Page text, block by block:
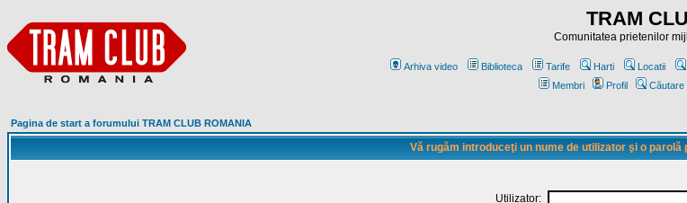
TRAM
Comunitatea prietenilor
Arhiva video Biblioteca Tarife Harti Locatii
Membri
Profil Căutare
Pagina de start a forumului TRAM CLUB ROMANIA
Vă rugăm introduceţi un nume de utilizator şi o parolă
Utilizator: